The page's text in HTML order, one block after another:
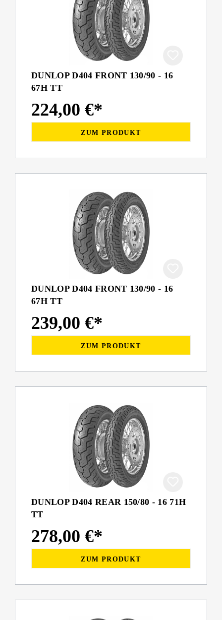
DUNLOP D404 FRONT 130/90 - 16
67H TT
224,00 €*
ZUM PRODUKT
DUNLOP D404 FRONT 130/90 - 16
67H TT
239,00 €*
ZUM PRODUKT
DUNLOP D404 REAR 150/80 - 16 71H
TT
278,00 €*
ZUM PRODUKT